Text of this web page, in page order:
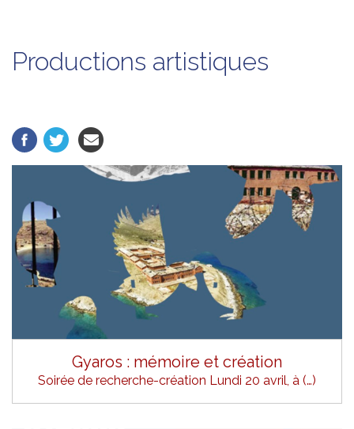
Productions artistiques
Gyaros : mémoire et création
Soirée de recherche-création Lundi 20 avril, à (…)